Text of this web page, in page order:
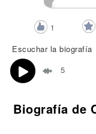
1
Escuchar la biografía
5
Biografía de